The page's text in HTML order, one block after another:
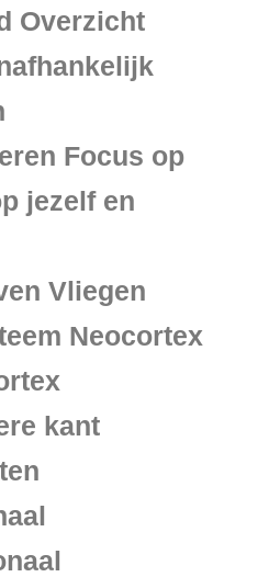
Overzicht
Focus op
jezelf en
Vliegen
Neocortex
kant